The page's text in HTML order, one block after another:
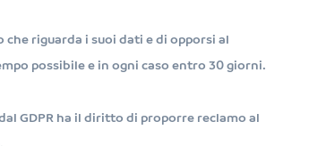
riguarda i suoi dati e di opporsi al
possibile e in ogni caso entro 30 giorni.
GDPR ha il diritto di proporre reclamo al